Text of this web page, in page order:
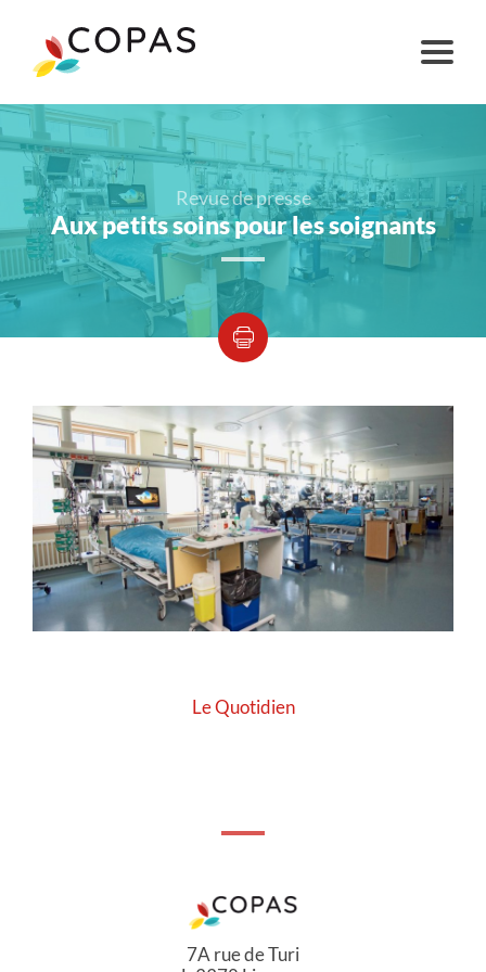
Revue de presse
Aux petits soins pour les soignants
Le Quotidien
7A rue de Turi